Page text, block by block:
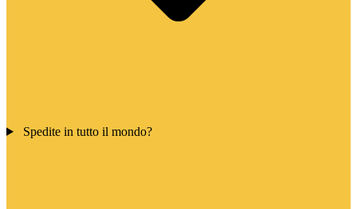
Spedite in tutto il mondo?